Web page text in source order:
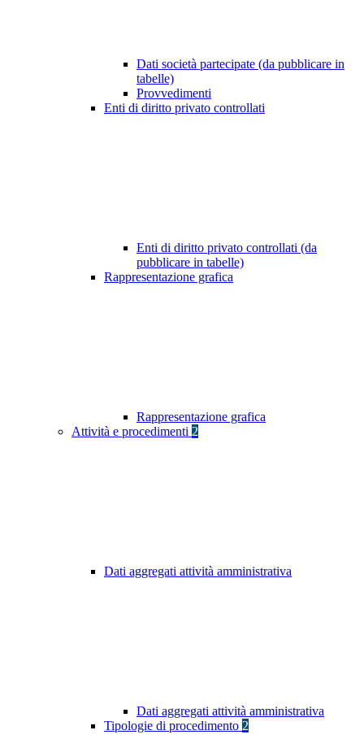
Dati società partecipate (da pubblicare in
tabelle)
Provvedimenti
Enti di diritto privato controllati
Enti di diritto privato controllati (da
pubblicare in tabelle)
Rappresentazione grafica
Rappresentazione grafica
Attività e procedimenti 2
Dati aggregati attività amministrativa
Dati aggregati attività amministrativa
Tipologie di procedimento 2